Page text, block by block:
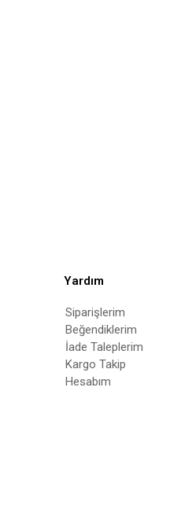
Yardım
Siparişlerim
Beğendiklerim
İade Taleplerim
Kargo Takip
Hesabım